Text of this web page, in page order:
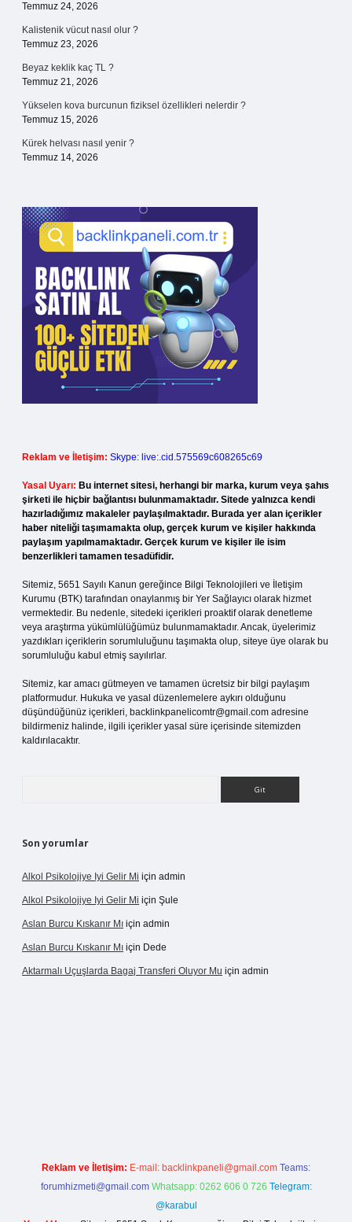
Temmuz 24, 2026
Kalistenik vücut nasıl olur ?
Temmuz 23, 2026
Beyaz keklik kaç TL ?
Temmuz 21, 2026
Yükselen kova burcunun fiziksel özellikleri nelerdir ?
Temmuz 15, 2026
Kürek helvası nasıl yenir ?
Temmuz 14, 2026
Reklam ve İletişim: Skype: live:.cid.575569c608265c69
Yasal Uyarı: Bu internet sitesi, herhangi bir marka, kurum veya şahıs
şirketi ile hiçbir bağlantısı bulunmamaktadır. Sitede yalnızca kendi
hazırladığımız makaleler paylaşılmaktadır. Burada yer alan içerikler
haber niteliği taşımamakta olup, gerçek kurum ve kişiler hakkında
paylaşım yapılmamaktadır. Gerçek kurum ve kişiler ile isim
benzerlikleri tamamen tesadüfidir.
Sitemiz, 5651 Sayılı Kanun gereğince Bilgi Teknolojileri ve İletişim
Kurumu (BTK) tarafından onaylanmış bir Yer Sağlayıcı olarak hizmet
vermektedir. Bu nedenle, sitedeki içerikleri proaktif olarak denetleme
veya araştırma yükümlülüğümüz bulunmamaktadır. Ancak, üyelerimiz
yazdıkları içeriklerin sorumluluğunu taşımakta olup, siteye üye olarak bu
sorumluluğu kabul etmiş sayılırlar.
Sitemiz, kar amacı gütmeyen ve tamamen ücretsiz bir bilgi paylaşım
platformudur. Hukuka ve yasal düzenlemelere aykırı olduğunu
düşündüğünüz içerikleri, backlinkpanelicomtr@gmail.com adresine
bildirmeniz halinde, ilgili içerikler yasal süre içerisinde sitemizden
kaldırılacaktır.
Son yorumlar
Alkol Psikolojiye Iyi Gelir Mi için admin
Alkol Psikolojiye Iyi Gelir Mi için Şule
Aslan Burcu Kıskanır Mı için admin
Aslan Burcu Kıskanır Mı için Dede
Aktarmalı Uçuşlarda Bagaj Transferi Oluyor Mu için admin
Reklam ve İletişim: E-mail: backlinkpaneli@gmail.com Teams:
forumhizmeti@gmail.com Whatsapp: 0262 606 0 726 Telegram:
@karabul